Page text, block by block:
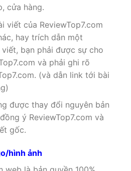
cửa hàng.
viết của ReviewTop7.com
hay trích dẫn một
bạn phải được sự cho
và phải ghi rõ
(và dẫn link tới bài
được thay đổi nguyên bản
ý ReviewTop7.com và
gốc.
hình ảnh